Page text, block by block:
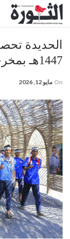
الحديدة
1447هـ بمخرجات إيمانية وثقافية واسعة
On مايو 12, 2026